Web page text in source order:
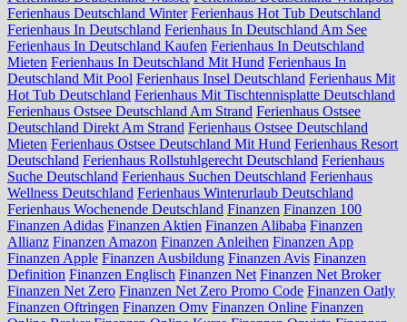
Ferienhaus Deutschland Winter Ferienhaus Hot Tub Deutschland
Ferienhaus In Deutschland Ferienhaus In Deutschland Am See
Ferienhaus In Deutschland Kaufen Ferienhaus In Deutschland
Mieten Ferienhaus In Deutschland Mit Hund Ferienhaus In
Deutschland Mit Pool Ferienhaus Insel Deutschland Ferienhaus Mit
Hot Tub Deutschland Ferienhaus Mit Tischtennisplatte Deutschland
Ferienhaus Ostsee Deutschland Am Strand Ferienhaus Ostsee
Deutschland Direkt Am Strand Ferienhaus Ostsee Deutschland
Mieten Ferienhaus Ostsee Deutschland Mit Hund Ferienhaus Resort
Deutschland Ferienhaus Rollstuhlgerecht Deutschland Ferienhaus
Suche Deutschland Ferienhaus Suchen Deutschland Ferienhaus
Wellness Deutschland Ferienhaus Winterurlaub Deutschland
Ferienhaus Wochenende Deutschland Finanzen Finanzen 100
Finanzen Adidas Finanzen Aktien Finanzen Alibaba Finanzen
Allianz Finanzen Amazon Finanzen Anleihen Finanzen App
Finanzen Apple Finanzen Ausbildung Finanzen Avis Finanzen
Definition Finanzen Englisch Finanzen Net Finanzen Net Broker
Finanzen Net Zero Finanzen Net Zero Promo Code Finanzen Oatly
Finanzen Oftringen Finanzen Omv Finanzen Online Finanzen